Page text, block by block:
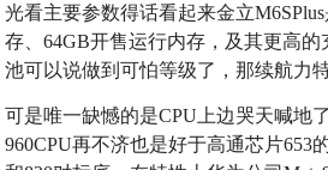
光看主要参数得话看起来金立
存、64GB开售运行内存，及其更高的
池可以说做到可怕等级了，那续航力
可是唯一缺憾的是CPU上边哭天喊地
960CPU再不济也是好于高通芯片653